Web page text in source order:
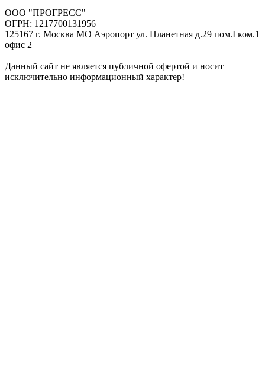
ООО "ПРОГРЕСС"
ОГРН: 1217700131956
125167 г. Москва МО Аэропорт ул. Планетная д.29 пом.I ком.1
офис 2
Данный сайт не является публичной офертой и носит
исключительно информационный характер!